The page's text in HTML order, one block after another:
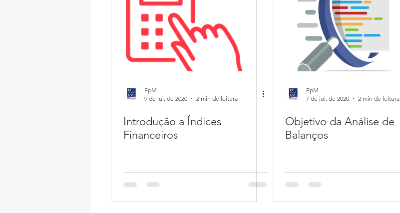
FpM
9 de jul. de 2020
2 min de leitura
Introdução a Índices
Financeiros
FpM
7 de jul. de 2020
2 min de leitura
Objetivo da Análise de
Balanços